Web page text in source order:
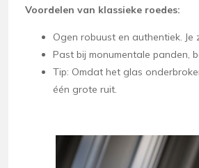
Voordelen van klassieke roedes:
Ogen robuust en authentiek.
Past bij monumentale panden,
Tip: Omdat het glas
één grote ruit.